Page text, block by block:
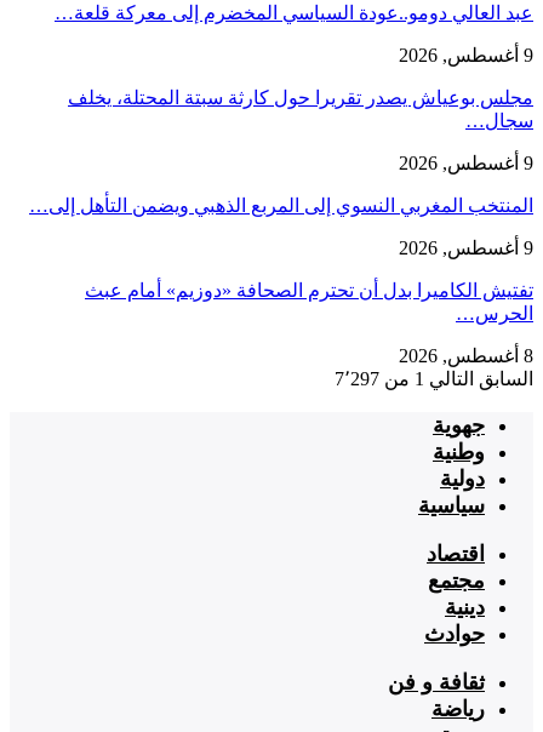
عبد العالي دومو..عودة السياسي المخضرم إلى معركة قلعة…
9 أغسطس, 2026
مجلس بوعياش يصدر تقريرا حول كارثة سبتة المحتلة، يخلف
سجال…
9 أغسطس, 2026
المنتخب المغربي النسوي إلى المربع الذهبي ويضمن التأهل إلى…
9 أغسطس, 2026
تفتيش الكاميرا بدل أن تحترم الصحافة «دوزيم» أمام عبث
الحرس…
8 أغسطس, 2026
السابق التالي 1 من 7٬297
جهوية
وطنية
دولية
سياسية
اقتصاد
مجتمع
دينية
حوادث
ثقافة و فن
رياضة